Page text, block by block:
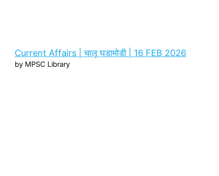
Current Affairs | चालू घडामोडी | 16 FEB 2026
by MPSC Library